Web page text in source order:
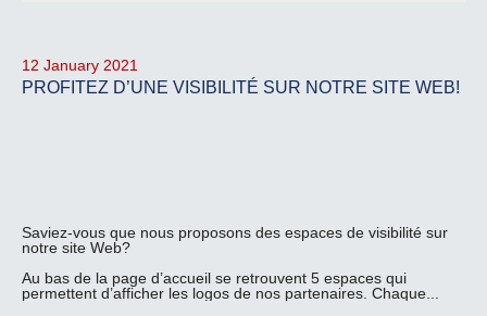
12 January 2021
PROFITEZ D’UNE VISIBILITÉ SUR NOTRE SITE WEB!
Saviez-vous que nous proposons des espaces de visibilité sur
notre site Web?
Au bas de la page d’accueil se retrouvent 5 espaces qui
permettent d’afficher les logos de nos partenaires. Chaque...